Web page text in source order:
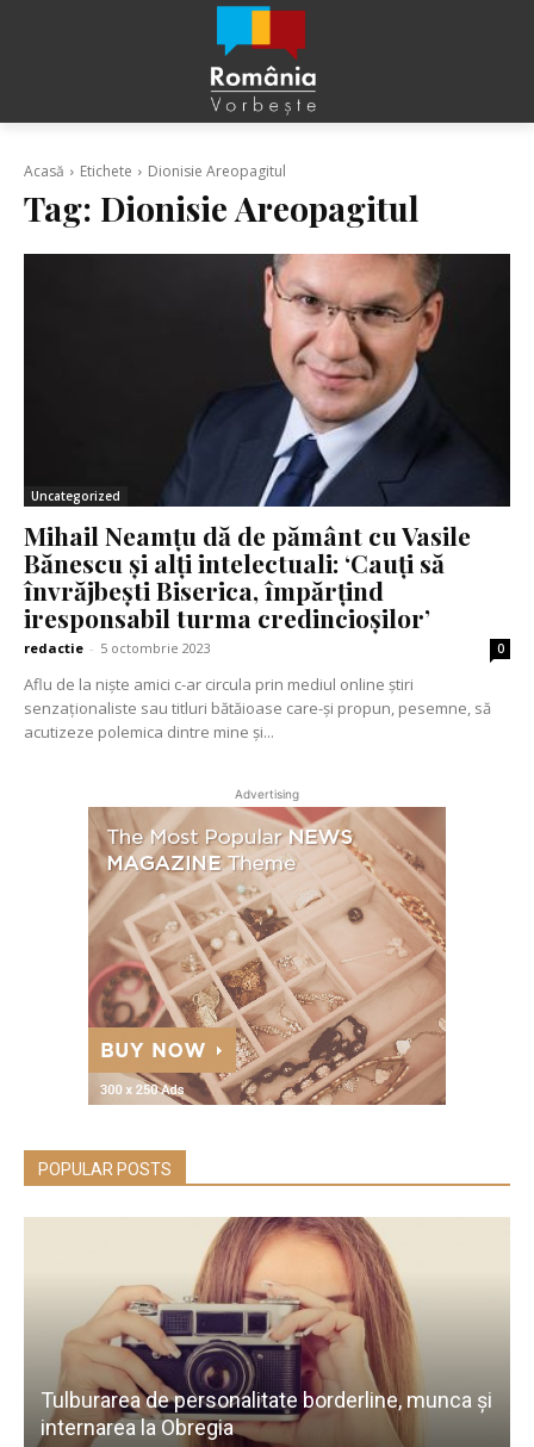
Acasă Etichete Dionisie Areopagitul
Tag: Dionisie Areopagitul
Uncategorized
Mihail Neamțu dă de pământ cu Vasile
Bănescu și alți intelectuali: ‘Cauți să
învrăjbești Biserica, împărțind
iresponsabil turma credincioșilor’
redactie - 5 octombrie 2023 0
Aflu de la niște amici c-ar circula prin mediul online știri
senzaționaliste sau titluri bătăioase care-și propun, pesemne, să
acutizeze polemica dintre mine și...
Advertising
POPULAR POSTS
Tulburarea de personalitate borderline, munca și
internarea la Obregia